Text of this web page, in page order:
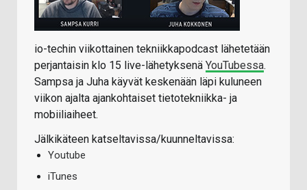
io-techin viikottainen tekniikkapodcast lähetetään
perjantaisin klo 15 live-lähetyksenä YouTubessa.
Sampsa ja Juha käyvät keskenään läpi kuluneen
viikon ajalta ajankohtaiset tietotekniikka- ja
mobiiliaiheet.
Jälkikäteen katseltavissa/kuunneltavissa:
Youtube
iTunes